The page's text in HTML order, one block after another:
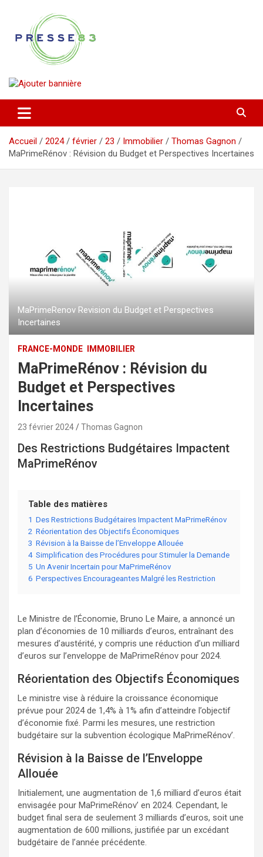
contenu
Presse 83
Accueil 2024 février 23 Immobilier
Thomas Gagnon
MaPrimeRénov : Révision du Budget et Perspectives Incertaines
MaPrimeRenov Revision du Budget et Perspectives
Incertaines
FRANCE-MONDE IMMOBILIER
MaPrimeRénov : Révision du
Budget et Perspectives
Incertaines
23 février 2024 Thomas Gagnon
Des Restrictions Budgétaires Impactent
MaPrimeRénov
Table des matières
1 Des Restrictions Budgétaires Impactent MaPrimeRénov
2 Réorientation des Objectifs Économiques
3 Révision à la Baisse de l’Enveloppe Allouée
4 Simplification des Procédures pour Stimuler la Demande
5 Un Avenir Incertain pour MaPrimeRénov
6 Perspectives Encourageantes Malgré les Restriction
Le Ministre de l’Économie, Bruno Le Maire, a annoncé un
plan d’économies de 10 milliards d’euros, entraînant des
mesures d’austérité, y compris une réduction d’un milliard
d’euros sur l’enveloppe de MaPrimeRénov pour 2024.
Réorientation des Objectifs Économiques
Le ministre vise à réduire la croissance économique
prévue pour 2024 de 1,4% à 1% afin d’atteindre l’objectif
d’économie fixé. Parmi les mesures, une restriction
budgétaire sur la subvention écologique MaPrimeRénov’.
Révision à la Baisse de l’Enveloppe
Allouée
Initialement, une augmentation de 1,6 milliard d’euros était
envisagée pour MaPrimeRénov’ en 2024. Cependant, le
budget final sera de seulement 3 milliards d’euros, soit une
augmentation de 600 millions, justifiée par un excédant
budgétaire de l’année précédente.